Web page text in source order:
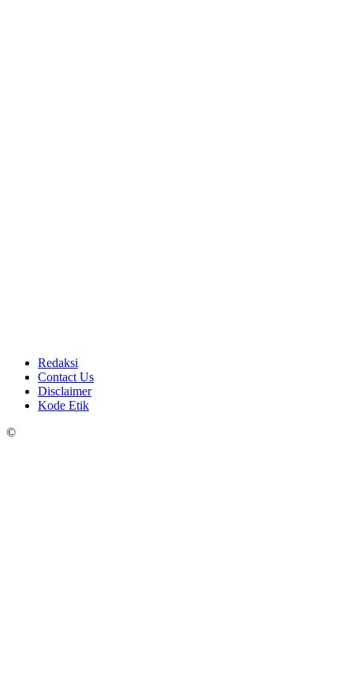
Redaksi
Contact Us
Disclaimer
Kode Etik
©